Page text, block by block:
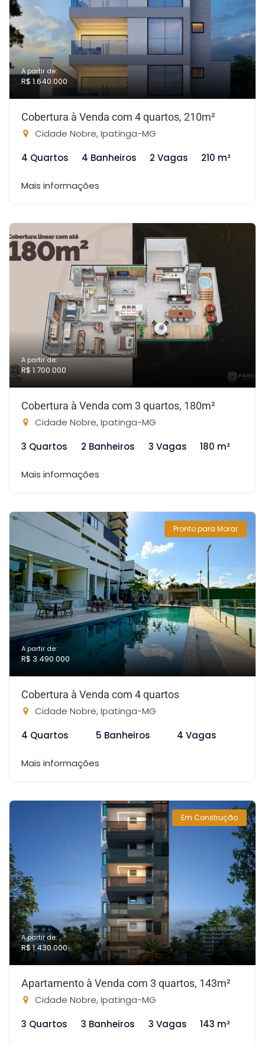
A partir de:
R$ 1.640.000
Cobertura à Venda com 4 quartos, 210m²
Cidade Nobre, Ipatinga-MG
4 Quartos
4 Banheiros 2 Vagas 210 m²
Mais informações
A partir de:
R$ 1.700.000
Cobertura à Venda com 3 quartos, 180m²
Cidade Nobre, Ipatinga-MG
3 Quartos
2 Banheiros 3 Vagas 180 m²
Mais informações
Pronto para Morar
A partir de:
R$ 3.490.000
Cobertura à Venda com 4 quartos
Cidade Nobre, Ipatinga-MG
4 Quartos
5 Banheiros 4 Vagas
Mais informações
Em Construção
A partir de:
R$ 1.430.000
Apartamento à Venda com 3 quartos, 143m²
Cidade Nobre, Ipatinga-MG
3 Quartos
3 Banheiros 3 Vagas 143 m²